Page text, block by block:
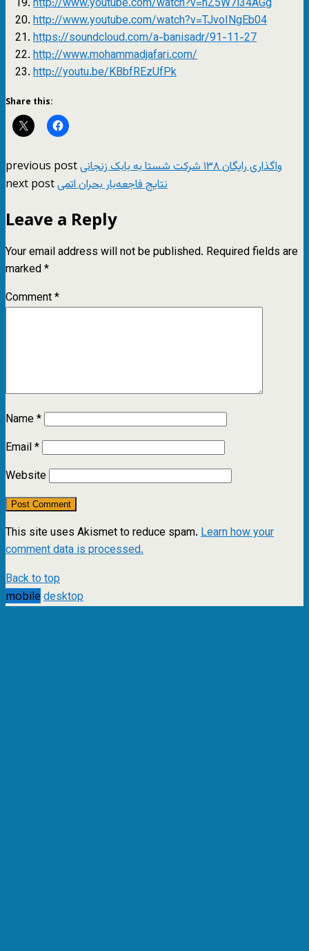
http://www.youtube.com/watch?v=hZ5W7l34AGg
http://www.youtube.com/watch?v=TJvoINgEb04
https://soundcloud.com/a-banisadr/91-11-27
http://www.mohammadjafari.com/
http://youtu.be/KBbfREzUfPk
Share this:
previous post واگذاری رایگان ۱۳۸ شرکت شستا به بابک زنجانی
next postنتايج فاجعه‌بار بحران اتمى
Leave a Reply
Your email address will not be published. Required fields are
marked*
Comment*
Name*
Email*
Website
This site uses Akismet to reduce spam. Learn how your
comment data is processed.
Back to top
mobile desktop